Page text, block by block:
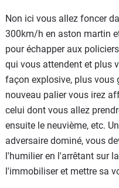
Non ici vous allez foncer
300km/h en aston martin
pour échapper aux
qui vous attendent et plus
façon explosive, plus vous
nouveau palier vous irez
celui dont vous allez
ensuite le neuvième, etc.
adversaire dominé, vous
l'humilier en l'arrêtant sur
l'immobiliser et mettre sa